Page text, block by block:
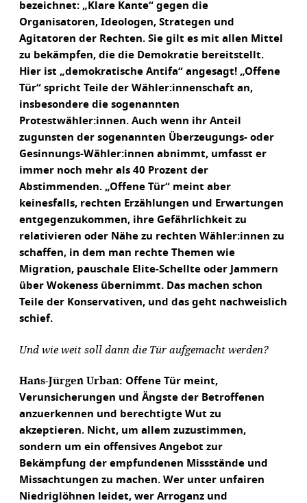
bezeichnet: „Klare Kante“ gegen die
Organisatoren, Ideologen, Strategen und
Agitatoren der Rechten. Sie gilt es mit allen Mittel
zu bekämpfen, die die Demokratie bereitstellt.
Hier ist „demokratische Antifa“ angesagt! „Offene
Tür“ spricht Teile der Wähler:innenschaft an,
insbesondere die sogenannten
Protestwähler:innen. Auch wenn ihr Anteil
zugunsten der sogenannten Überzeugungs- oder
Gesinnungs-Wähler:innen abnimmt, umfasst er
immer noch mehr als 40 Prozent der
Abstimmenden. „Offene Tür“ meint aber
keinesfalls, rechten Erzählungen und Erwartungen
entgegenzukommen, ihre Gefährlichkeit zu
relativieren oder Nähe zu rechten Wähler:innen zu
schaffen, in dem man rechte Themen wie
Migration, pauschale Elite-Schellte oder Jammern
über Wokeness übernimmt. Das machen schon
Teile der Konservativen, und das geht nachweislich
schief.
Und wie weit soll dann die Tür aufgemacht werden?
Hans-Jürgen Urban: Offene Tür meint,
Verunsicherungen und Ängste der Betroffenen
anzuerkennen und berechtigte Wut zu
akzeptieren. Nicht, um allem zuzustimmen,
sondern um ein offensives Angebot zur
Bekämpfung der empfundenen Missstände und
Missachtungen zu machen. Wer unter unfairen
Niedriglöhnen leidet, wer Arroganz und